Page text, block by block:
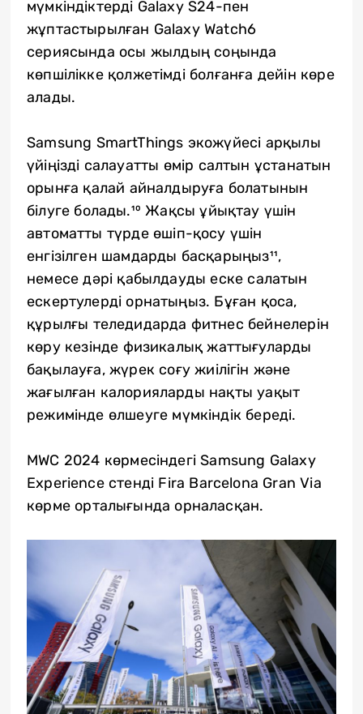
мүмкіндіктерді Galaxy S24-пен
жұптастырылған Galaxy Watch6
сериясында осы жылдың соңында
көпшілікке қолжетімді болғанға дейін көре
алады.
Samsung SmartThings экожүйесі арқылы
үйіңізді салауатты өмір салтын ұстанатын
орынға қалай айналдыруға болатынын
білуге болады.¹⁰ Жақсы ұйықтау үшін
автоматты түрде өшіп-қосу үшін
енгізілген шамдарды басқарыңыз¹¹,
немесе дәрі қабылдауды еске салатын
ескертулерді орнатыңыз. Бұған қоса,
құрылғы теледидарда фитнес бейнелерін
көру кезінде физикалық жаттығуларды
бақылауға, жүрек соғу жиілігін және
жағылған калорияларды нақты уақыт
режимінде өлшеуге мүмкіндік береді.
MWC 2024 көрмесіндегі Samsung Galaxy
Experience стенді Fira Barcelona Gran Via
көрме орталығында орналасқан.